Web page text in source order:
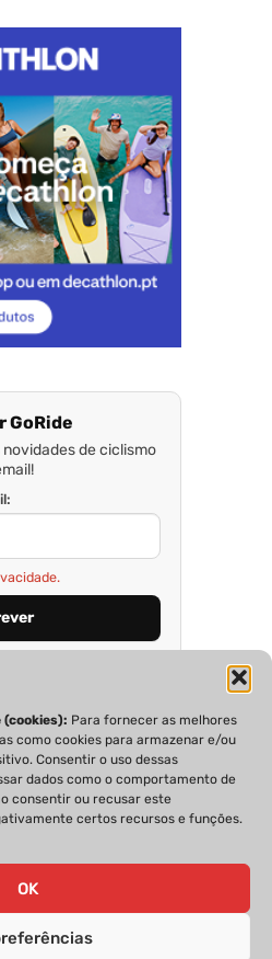
(cookies): Para fornecer as melhores
como cookies para armazenar e/ou
Consentir o uso dessas
dados como o comportamento de
consentir ou recusar este
certos recursos e funções.
OK
GoRide
de ciclismo
ESTATUTO EDITORIAL